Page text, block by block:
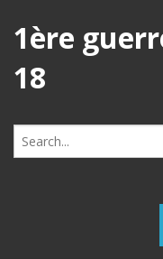
1ère
18
Search
for: